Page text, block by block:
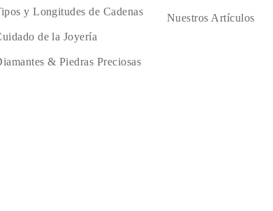
y Longitudes de Cadenas
de la Joyería
& Piedras Preciosas
Nuestros Artículos